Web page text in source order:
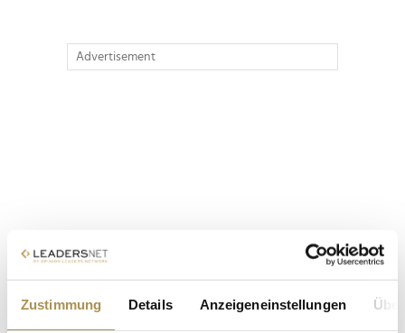
Zustimmung Details Anzeigeneinstellungen
Advertisement